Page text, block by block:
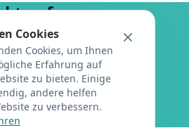
anfragen
Ihre Astro-Website
planen.
starten
Cookies
Cookies, um Ihnen
Erfahrung auf
zu bieten. Einige
andere helfen
zu verbessern.